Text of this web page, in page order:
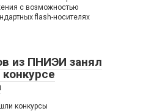
с возможностью
flash-носителях
из ПНИЭИ занял
конкурсы